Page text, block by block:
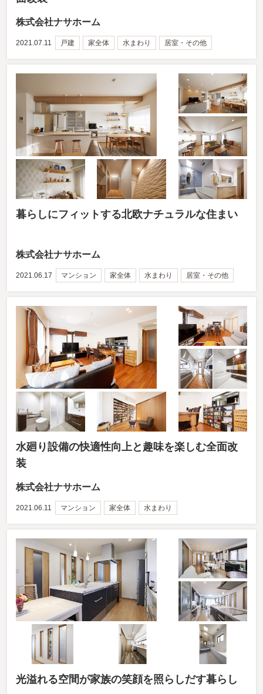
株式会社ナサホーム
2021.07.11 戸建 家全体 水まわり 居室・その他
暮らしにフィットする北欧ナチュラルな住まい
株式会社ナサホーム
2021.06.17 マンション 家全体 水まわり 居室・その他
水廻り設備の快適性向上と趣味を楽しむ全面改
装
株式会社ナサホーム
2021.06.11 マンション 家全体 水まわり
光溢れる空間が家族の笑顔を照らしだす暮らし